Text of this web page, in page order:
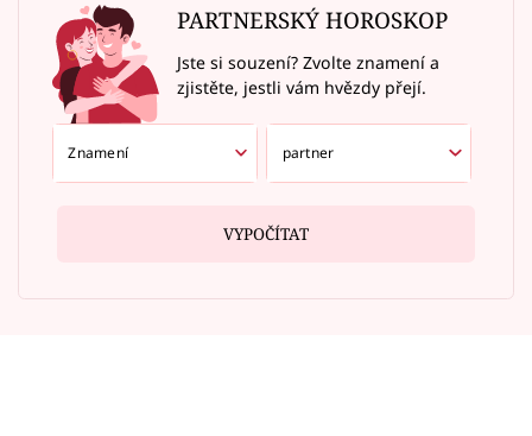
PARTNERSKÝ HOROSKOP
Jste si souzení? Zvolte znamení a
zjistěte, jestli vám hvězdy přejí.
VYPOČÍTAT